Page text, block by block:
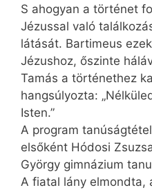
S ahogyan a történet
Jézussal való
látását. Bartimeus
Jézushoz, őszinte
Tamás a történethez
hangsúlyozta:
Isten.”
A program
elsőként Hódosi
György gimnázium
A fiatal lány elmondta,